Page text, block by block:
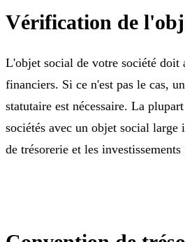
Vérification de
L'objet social de votre société doit
financiers. Si ce n'est pas le cas,
statutaire est nécessaire. La
sociétés avec un objet social large
de trésorerie et les